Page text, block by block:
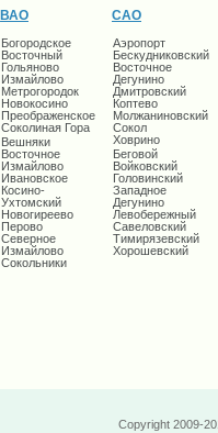
ВАО
Богородское
Восточный
Гольяново
Измайлово
Метрогородок
Новокосино
Преображенское
Соколиная Гора
Вешняки
Восточное
Измайлово
Ивановское
Косино-
Ухтомский
Новогиреево
Перово
Северное
Измайлово
Сокольники
САО
Аэропорт
Бескудниковский
Восточное
Дегунино
Дмитровский
Коптево
Молжаниновский
Сокол
Ховрино
Беговой
Войковский
Головинский
Западное
Дегунино
Левобережный
Савеловский
Тимирязевский
Хорошевский
Copyright 2009-